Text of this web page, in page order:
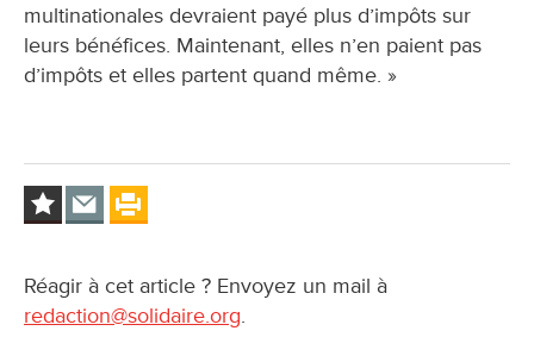
multinationales devraient payé plus d’impôts sur
leurs bénéfices. Maintenant, elles n’en paient pas
d’impôts et elles partent quand même. »
Réagir à cet article ? Envoyez un mail à
redaction@solidaire.org.